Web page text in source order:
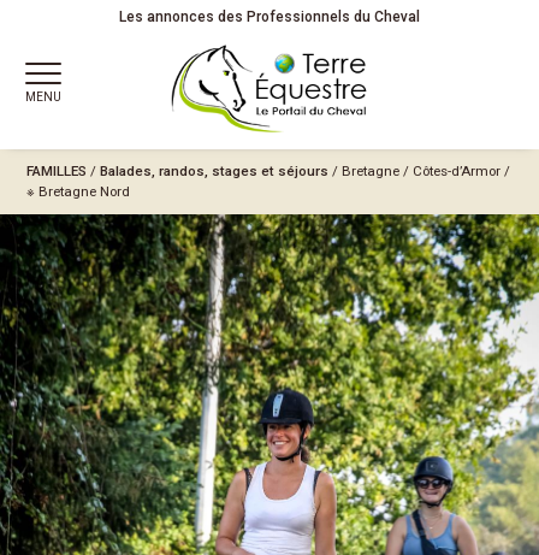
Les annonces des Professionnels du Cheval
MENU
FAMILLES /Balades, randos, stages et séjours / Bretagne / Côtes-d’Armor /
※ Bretagne Nord